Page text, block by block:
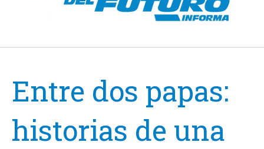
Entre dos papas:
historias de una